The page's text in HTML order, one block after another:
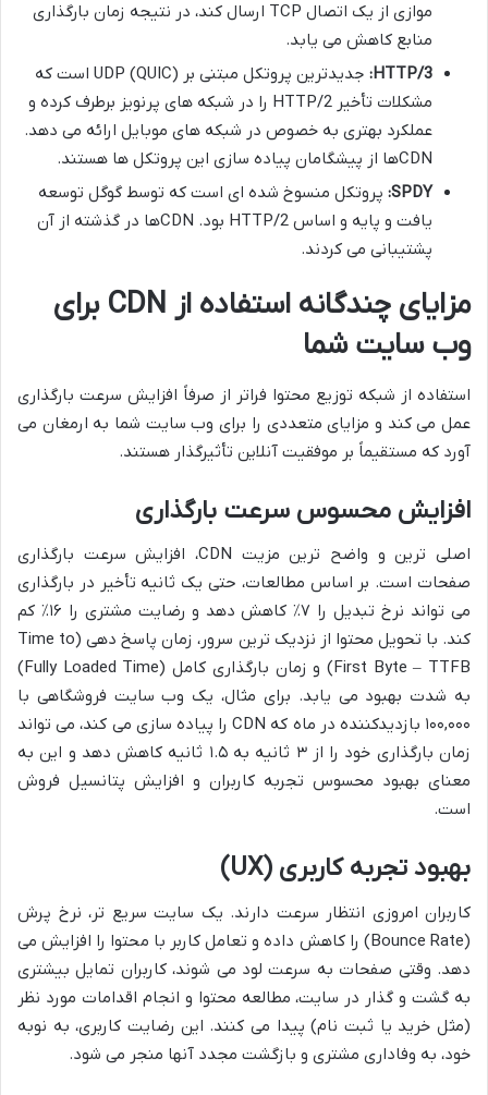
موازی از یک اتصال TCP ارسال کند، در نتیجه زمان بارگذاری
منابع کاهش می یابد.
HTTP/3:
جدیدترین پروتکل مبتنی بر UDP (QUIC) است که
مشکلات تأخیر HTTP/2 را در شبکه های پرنویز برطرف کرده و
عملکرد بهتری به خصوص در شبکه های موبایل ارائه می دهد.
CDNها از پیشگامان پیاده سازی این پروتکل ها هستند.
SPDY: پروتکل منسوخ شده ای است که توسط گوگل توسعه
یافت و پایه و اساس HTTP/2 بود. CDNها در گذشته از آن
پشتیبانی می کردند.
مزایای چندگانه استفاده از CDN برای
وب سایت شما
استفاده از شبکه توزیع محتوا فراتر از صرفاً افزایش سرعت بارگذاری
عمل می کند و مزایای متعددی را برای وب سایت شما به ارمغان می
آورد که مستقیماً بر موفقیت آنلاین تأثیرگذار هستند.
افزایش محسوس سرعت بارگذاری
اصلی ترین و واضح ترین مزیت CDN، افزایش سرعت بارگذاری
صفحات است. بر اساس مطالعات، حتی یک ثانیه تأخیر در بارگذاری
می تواند نرخ تبدیل را ۷٪ کاهش دهد و رضایت مشتری را ۱۶٪ کم
کند. با تحویل محتوا از نزدیک ترین سرور، زمان پاسخ دهی (Time to
First Byte – TTFB) و زمان بارگذاری کامل (Fully Loaded Time)
به شدت بهبود می یابد. برای مثال، یک وب سایت فروشگاهی با
۱۰۰,۰۰۰ بازدیدکننده در ماه که CDN را پیاده سازی می کند، می تواند
زمان بارگذاری خود را از ۳ ثانیه به ۱.۵ ثانیه کاهش دهد و این به
معنای بهبود محسوس تجربه کاربران و افزایش پتانسیل فروش
است.
بهبود تجربه کاربری (UX)
کاربران امروزی انتظار سرعت دارند. یک سایت سریع تر، نرخ پرش
(Bounce Rate) را کاهش داده و تعامل کاربر با محتوا را افزایش می
دهد. وقتی صفحات به سرعت لود می شوند، کاربران تمایل بیشتری
به گشت و گذار در سایت، مطالعه محتوا و انجام اقدامات مورد نظر
(مثل خرید یا ثبت نام) پیدا می کنند. این رضایت کاربری، به نوبه
خود، به وفاداری مشتری و بازگشت مجدد آنها منجر می شود.